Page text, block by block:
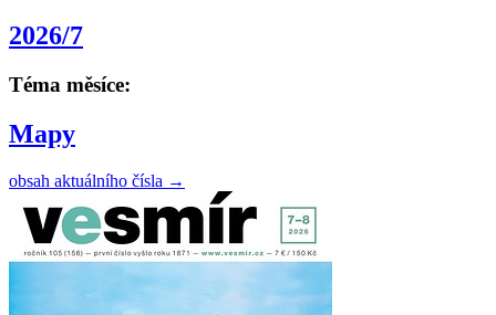
2026/7
Téma měsíce:
Mapy
obsah aktuálního čísla →